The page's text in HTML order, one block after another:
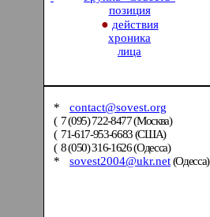
позиция
● действия
хроника
лица
*
contact@sovest.org
( 7 (095) 722-8477 (Москва)
( 71-617-953-6683 (США)
( 8 (050) 316-1626 (Одесса)
*
sovest2004@ukr.net(Одесса)